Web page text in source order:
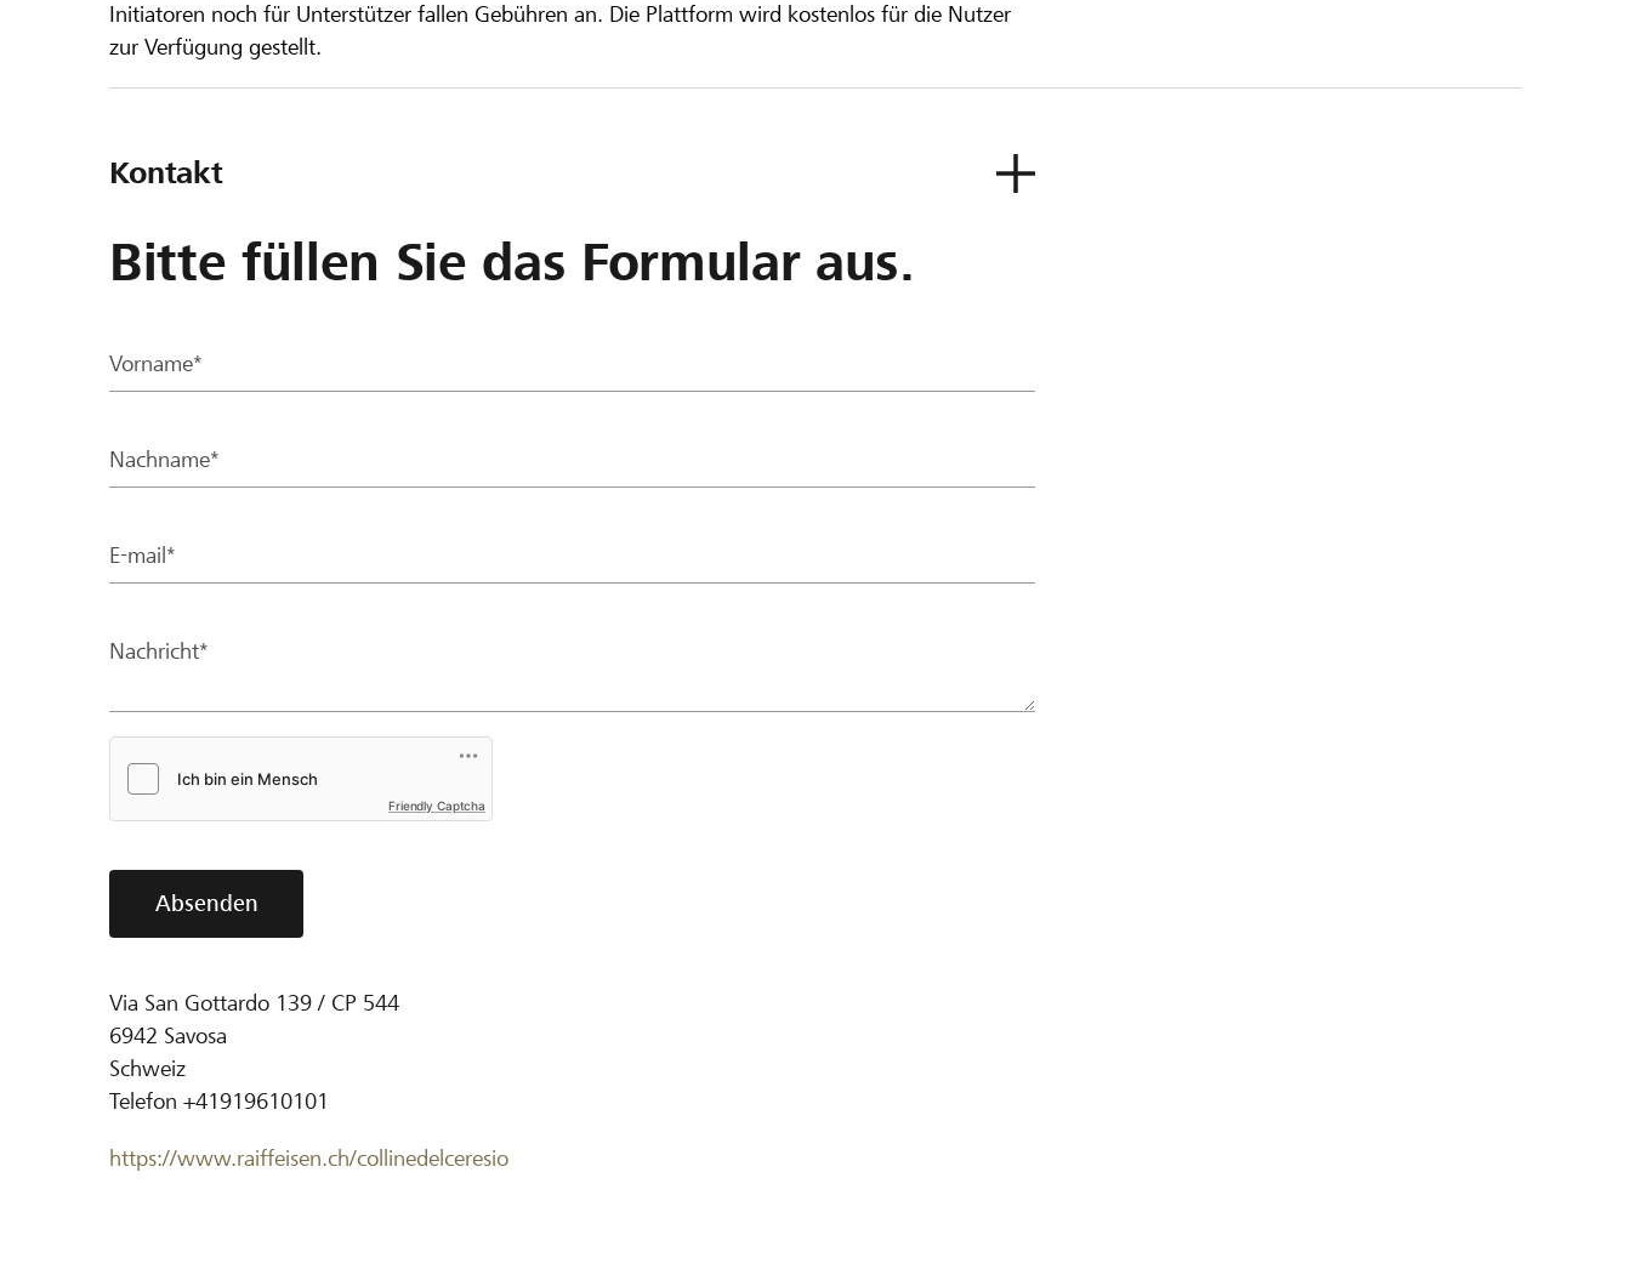
Initiatoren noch für Unterstützer fallen Gebühren an. Die Plattform wird kostenlos für die Nutzer
zur Verfügung gestellt.
Kontakt
Bitte füllen Sie das Formular aus.
Vorname*
Nachname*
E-mail*
Nachricht*
Friendly Captcha
Absenden
Via San Gottardo 139 / CP 544
6942 Savosa
Schweiz
Telefon +41919610101
https://www.raiffeisen.ch/collinedelceresio